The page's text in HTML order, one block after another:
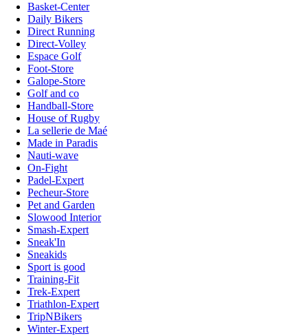
Basket-Center
Daily Bikers
Direct Running
Direct-Volley
Espace Golf
Foot-Store
Galope-Store
Golf and co
Handball-Store
House of Rugby
La sellerie de Maé
Made in Paradis
Nauti-wave
On-Fight
Padel-Expert
Pecheur-Store
Pet and Garden
Slowood Interior
Smash-Expert
Sneak'In
Sneakids
Sport is good
Training-Fit
Trek-Expert
Triathlon-Expert
TripNBikers
Winter-Expert